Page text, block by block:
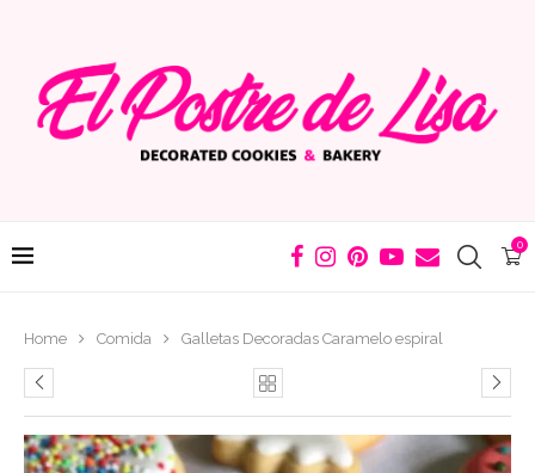
0
Home Comida Galletas Decoradas Caramelo espiral